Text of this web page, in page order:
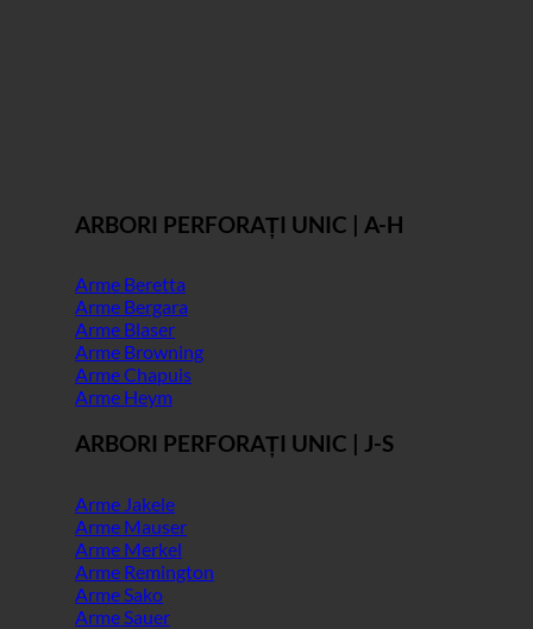
ARBORI PERFORAȚI UNIC | A-H
Arme Beretta
Arme Bergara
Arme Blaser
Arme Browning
Arme Chapuis
Arme Heym
ARBORI PERFORAȚI UNIC | J-S
Arme Jakele
Arme Mauser
Arme Merkel
Arme Remington
Arme Sako
Arme Sauer